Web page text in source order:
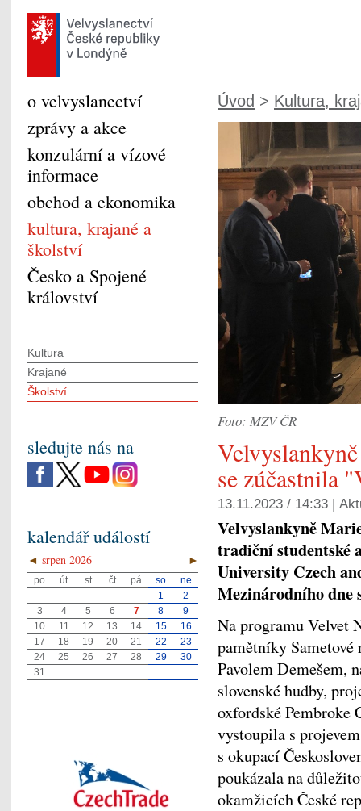
Úvod > Kultura,
Foto: MZV ČR
se zúčastnila
13.11.2023 / 14:33 |
Velvyslankyně
tradiční studentské
University Czech
Mezinárodního dne
Na programu Velvet
pamětníky
Pavolem Demešem,
slovenské hudby,
oxfordské Pembroke
vystoupila s
s okupací
poukázala na
okamžicích České
o velvyslanectví
zprávy a akce
konzulární a vízové
informace
obchod a ekonomika
kultura, krajané a
školství
Česko a Spojené
království
Kultura
Krajané
Školství
sledujte nás na
kalendář událostí
◄ ►
srpen 2026
po út st čt pá so
ne
1
2
3
4 5 6 7 8
9
10
11 12 13 14 15
16
17
18 19 20 21 22
23
24
25 26 27 28 29
30
31